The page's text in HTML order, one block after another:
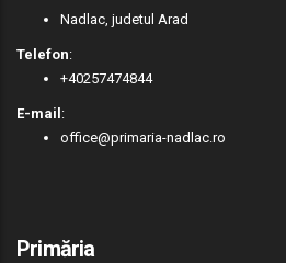
Nadlac, judetul Arad
Telefon:
+40257474844
E-mail:
office@primaria-nadlac.ro
Primăria